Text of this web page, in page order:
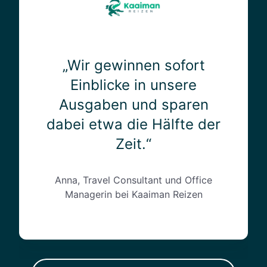
e
r
ü
h
e
r
h
a
d
a
v
t
e
h
e
n
.
S
e
i
„Wir gewinnen sofort
Einblicke in unsere
Ausgaben und sparen
dabei etwa die Hälfte der
Zeit.“
Anna, Travel Consultant und Office
Managerin bei Kaaiman Reizen
r
n
n
e
n
s
o
r
b